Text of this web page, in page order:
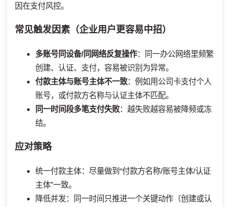
因在支付风控。
常见触发因素（企业用户更容易中招）
多账号同设备/同网络反复操作：同一办公网络里频繁
创建、认证、支付，容易被识别为异常。
付款主体与账号主体不一致：例如用公司卡支付个人
账号，或付款方名称与认证主体不匹配。
同一时间段多笔支付失败：越失败越容易被降频或冻
结。
应对策略
统一付款主体：尽量做到“付款方名称/账号主体/认证
主体”一致。
降低并发：同一时间只推进一个关键动作（创建或认